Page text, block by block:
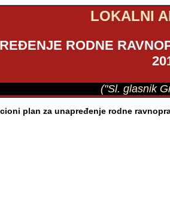
LOKALNI
RODNE
("Sl. glasnik
plan za unapređenje rodne